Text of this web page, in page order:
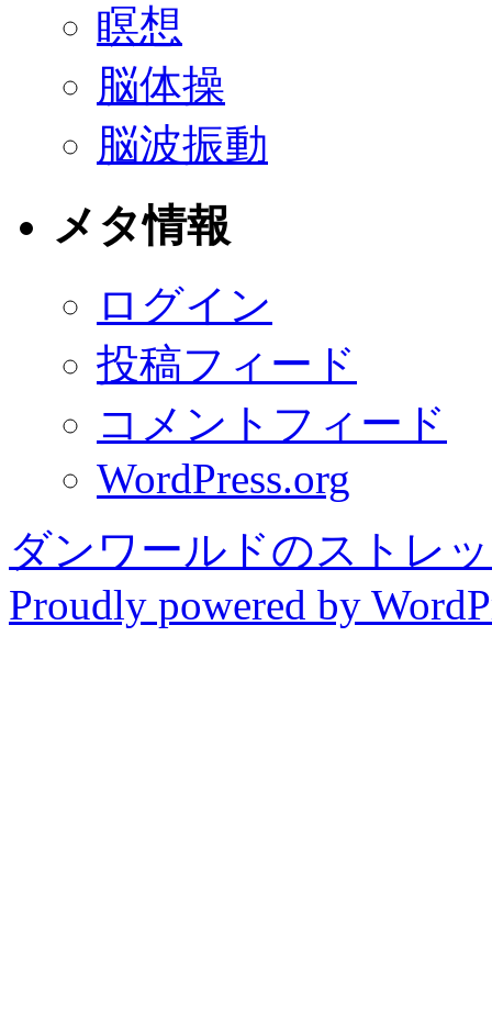
瞑想
脳体操
脳波振動
メタ情報
ログイン
投稿フィード
コメントフィード
WordPress.org
ダンワールドのストレ
Proudly powered by